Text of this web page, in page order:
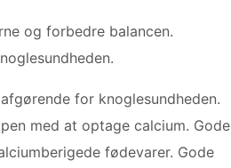
og forbedre balancen.
for knoglesundheden.
med at optage calcium. Gode
fødevarer. Gode